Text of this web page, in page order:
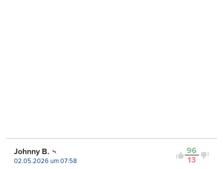
96
13
Johnny B.
02.05.2026 um 07:58